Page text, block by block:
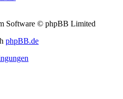
Software © phpBB Limited
phpBB.de